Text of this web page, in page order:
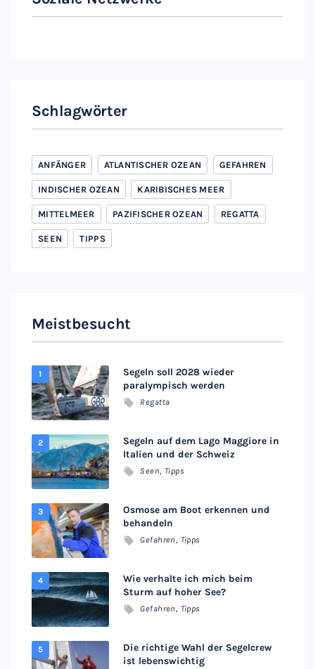
Schlagwörter
ANFÄNGER ATLANTISCHER OZEAN GEFAHREN
INDISCHER OZEAN KARIBISCHES MEER
MITTELMEER PAZIFISCHER OZEAN REGATTA
SEEN TIPPS
Meistbesucht
Segeln soll 2028 wieder
paralympisch werden
Regatta
Segeln auf dem Lago Maggiore in
Italien und der Schweiz
Seen, Tipps
Osmose am Boot erkennen und
behandeln
Gefahren, Tipps
Wie verhalte ich mich beim
Sturm auf hoher See?
Gefahren, Tipps
Die richtige Wahl der Segelcrew
ist lebenswichtig